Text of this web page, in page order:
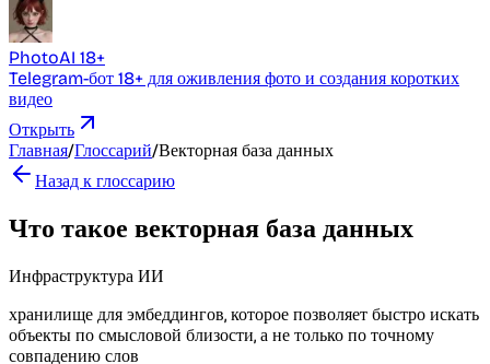
PhotoAI 18+
Telegram-бот 18+ для оживления фото и создания коротких
видео
Открыть
Главная/Глоссарий/Векторная база данных
Назад к глоссарию
Что такое векторная база данных
Инфраструктура ИИ
хранилище для эмбеддингов, которое позволяет быстро искать
объекты по смысловой близости, а не только по точному
совпадению слов